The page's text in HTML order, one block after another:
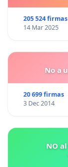
205 524 firmas
14 Mar 2025
No a
20 699 firmas
3 Dec 2014
NO